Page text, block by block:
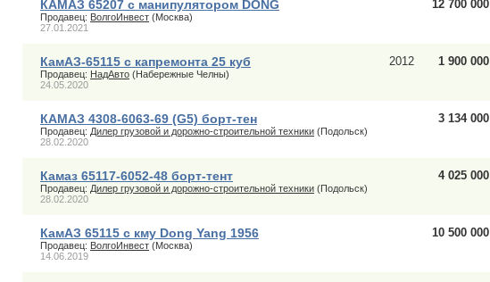
КАМАЗ 65207 с манипулятором DONG
Продавец: ВолгоИнвест (Москва)
27.01.2021
12 700 000
КамАЗ-65115 с капремонта 25 куб
Продавец: НадАвто (Набережные Челны)
24.05.2020
2012 1 900 000
КАМАЗ 4308-6063-69 (G5) борт-тен
Продавец: Дилер грузовой и дорожно-строительной техники (Подольск)
28.02.2020
3 134 000
Камаз 65117-6052-48 борт-тент
Продавец: Дилер грузовой и дорожно-строительной техники (Подольск)
28.02.2020
4 025 000
КамАЗ 65115 с кму Dong Yang 1956
Продавец: ВолгоИнвест (Москва)
14.06.2019
10 500 000